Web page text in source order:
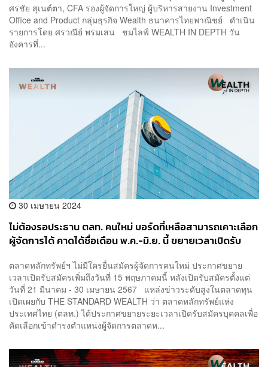
ศรชัย สุเนต์ตา, CFA รองผู้จัดการใหญ่ ผู้บริหารสายงาน Investment
Office and Product กลุ่มธุรกิจ Wealth ธนาคารไทยพาณิชย์ ดำเนิน
รายการโดย ศรวณีย์ พรมเสน ชมไลฟ์ WEALTH IN DEPTH วัน
อังคารที่...
30 เมษายน 2024
ไม่ต้องรอประธาน ตลท. คนใหม่ บอร์ดที่เหลือสามารถเคาะเลือก
ผู้จัดการได้ คาดได้ชื่อเดือน พ.ค.-มิ.ย. นี้ ขยายเวลาเปิดรับ
ตลาดหลักทรัพย์ฯ ไม่มีใครยื่นสมัครผู้จัดการคนใหม่ ประกาศขยาย
เวลาเปิดรับสมัครเพิ่มถึงวันที่ 15 พฤษภาคมนี้ หลังเปิดรับสมัครตั้งแต่
วันที่ 21 มีนาคม - 30 เมษายน 2567 แหล่งข่าวระดับสูงในตลาดทุน
เปิดเผยกับ THE STANDARD WEALTH ว่า ตลาดหลักทรัพย์แห่ง
ประเทศไทย (ตลท.) ได้ประกาศขยายระยะเวลาเปิดรับสมัครบุคคลเพื่อ
คัดเลือกเข้าดำรงตำแหน่งผู้จัดการตลาดห...